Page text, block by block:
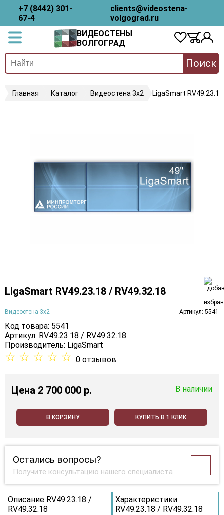
+7 (8442) 301-
67-4
clients@videostena-
volgograd.ru
ВИДЕОСТЕНЫ
ВОЛГОГРАД
Поиск
Главная Каталог Видеостена 3х2 LigaSmart
LigaSmart RV49.23.18 / RV49.32.18
Видеостена 3х2 Артикул: 5541
Код товара: 5541
Артикул: RV49.23.18 / RV49.32.18
Производитель: LigaSmart
☆ ☆ ☆ ☆ ☆ 0 отзывов
Цена 2 700 000 p. В наличии
В КОРЗИНУ КУПИТЬ В 1 КЛИК
Остались вопросы?
Получите консультацию нашего специалиста
Описание RV49.23.18 /
RV49.32.18
Характеристики
RV49.23.18 / RV49.32.18